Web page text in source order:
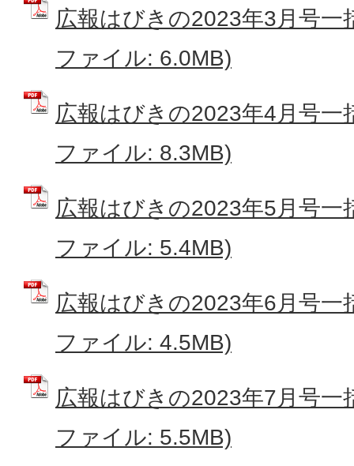
広報はびきの2023年3月号一
ファイル: 6.0MB)
広報はびきの2023年4月号一
ファイル: 8.3MB)
広報はびきの2023年5月号一
ファイル: 5.4MB)
広報はびきの2023年6月号一
ファイル: 4.5MB)
広報はびきの2023年7月号一
ファイル: 5.5MB)